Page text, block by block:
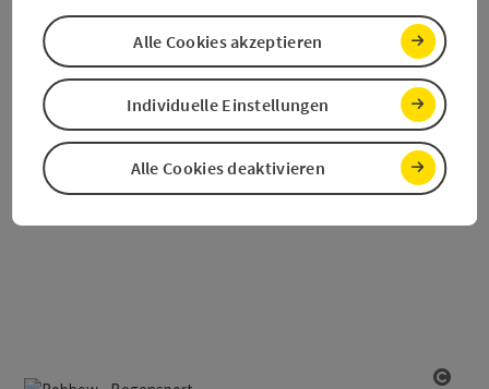
Walter Lichtenegger's PhilosophieIn seinen
Bogensportkursen,…
Alle Cookies deaktivieren
Individuelle Einstellungen
Alle Cookies akzeptieren